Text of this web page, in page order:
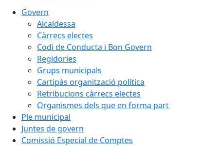
Govern
Alcaldessa
Càrrecs electes
Codi de Conducta i Bon Govern
Regidories
Grups municipals
Cartipàs organització política
Retribucions càrrecs electes
Organismes dels que en forma part
Ple municipal
Juntes de govern
Comissió Especial de Comptes